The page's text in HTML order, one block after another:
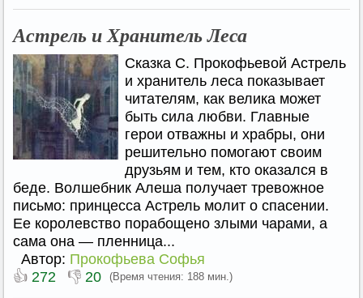
Астрель и Хранитель Леса
Сказка С. Прокофьевой Астрель
и хранитель леса показывает
читателям, как велика может
быть сила любви. Главные
герои отважны и храбры, они
решительно помогают своим
друзьям и тем, кто оказался в
беде. Волшебник Алеша получает тревожное
письмо: принцесса Астрель молит о спасении.
Ее королевство порабощено злыми чарами, а
сама она — пленница...
Автор: Прокофьева Софья
👍 272 👎 20 (Время чтения: 188 мин.)